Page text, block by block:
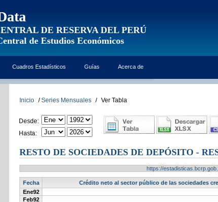
DE RESERVA DEL PERÚ
de Estudios Económicos
Cuadros Estadísticos Guías Acerca de
Inicio / Series Mensuales / Ver Tabla
Desde:
Hasta:
RESTO DE SOCIEDADES DE DEPÓSITO -
https://
Fecha
Crédito neto al sector público de las sociedades
Ene92
Feb92